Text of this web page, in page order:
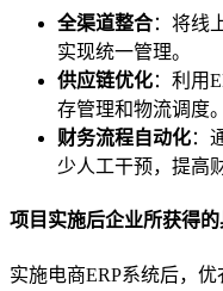
全渠道整合：将线
实现统一管理。
供应链优化：利用
存管理和物流调度。
财务流程自动化：
少人工干预，提高
项目实施后企业所获得
实施电商ERP系统后，